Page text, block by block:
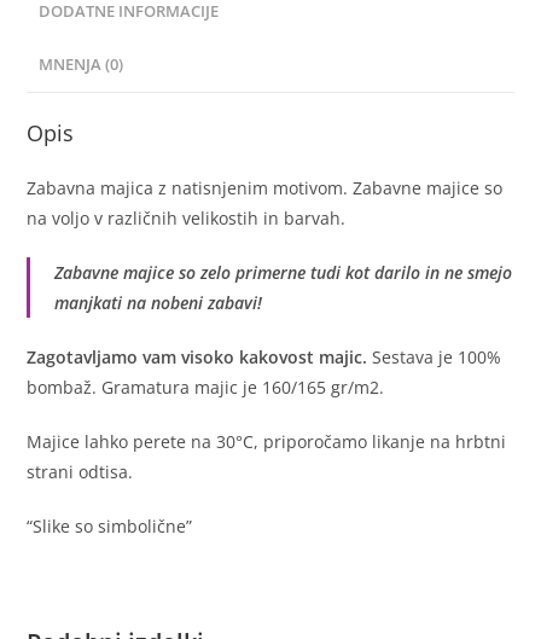
DODATNE INFORMACIJE
MNENJA (0)
Opis
Zabavna majica z natisnjenim motivom. Zabavne majice so
na voljo v različnih velikostih in barvah.
Zabavne majice so zelo primerne tudi kot darilo in ne smejo
manjkati na nobeni zabavi!
Zagotavljamo vam visoko kakovost majic. Sestava je 100%
bombaž. Gramatura majic je 160/165 gr/m2.
Majice lahko perete na 30°C, priporočamo likanje na hrbtni
strani odtisa.
“Slike so simbolične”